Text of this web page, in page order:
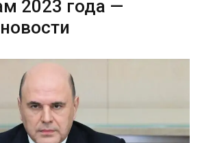
2023 года —